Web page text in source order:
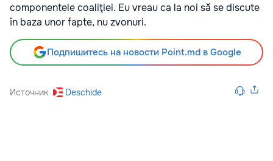
componentele coaliţiei. Eu vreau ca la noi să se discute
în baza unor fapte, nu zvonuri.
Подпишитесь на новости Point.md в Google
Источник Deschide